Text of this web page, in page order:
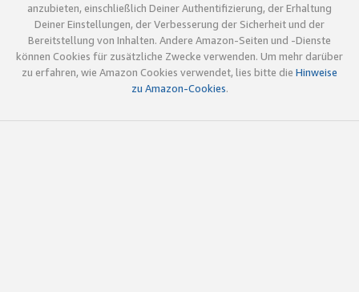
anzubieten, einschließlich Deiner Authentifizierung, der Erhaltung
Deiner Einstellungen, der Verbesserung der Sicherheit und der
Bereitstellung von Inhalten. Andere Amazon-Seiten und -Dienste
können Cookies für zusätzliche Zwecke verwenden. Um mehr darüber
zu erfahren, wie Amazon Cookies verwendet, lies bitte die Hinweise
zu Amazon-Cookies.